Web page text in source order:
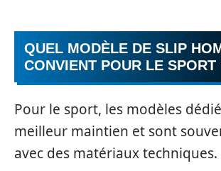
QUEL MODÈLE DE SLIP
CONVIENT POUR LE SPORT
Pour le sport, les modèles
meilleur maintien et sont
avec des matériaux techniques.